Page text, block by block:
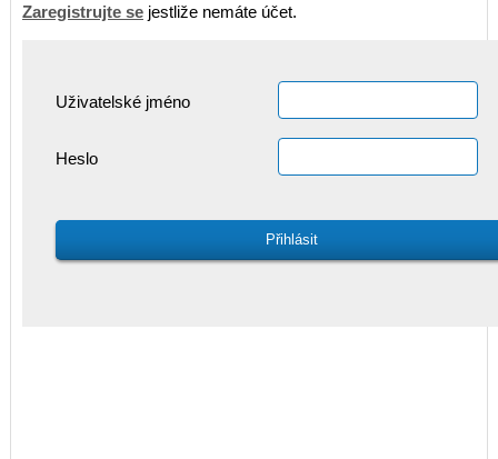
Zaregistrujte se jestliže nemáte účet.
Uživatelské jméno
Heslo